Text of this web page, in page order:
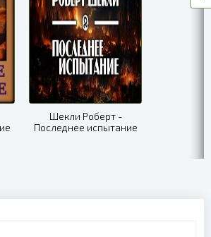
Шекли Роберт -
Последнее испытание